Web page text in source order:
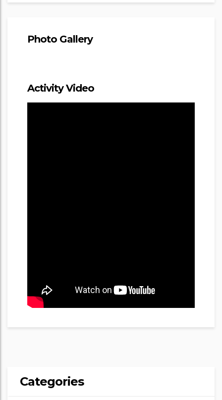
Photo Gallery
Activity Video
Categories